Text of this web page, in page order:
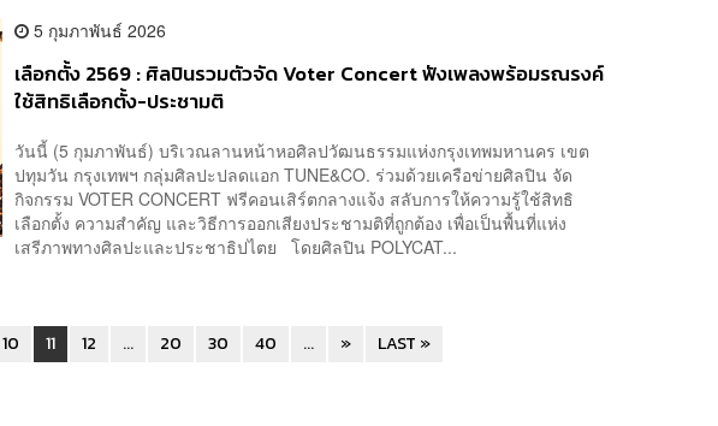
5 กุมภาพันธ์ 2026
เลือกตั้ง 2569 : ศิลปินรวมตัวจัด Voter Concert ฟังเพลงพร้อมรณรงค์
ใช้สิทธิเลือกตั้ง-ประชามติ
วันนี้ (5 กุมภาพันธ์) บริเวณลานหน้าหอศิลปวัฒนธรรมแห่งกรุงเทพมหานคร เขต
ปทุมวัน กรุงเทพฯ กลุ่มศิลปะปลดแอก TUNE&CO. ร่วมด้วยเครือข่ายศิลปิน จัด
กิจกรรม VOTER CONCERT ฟรีคอนเสิร์ตกลางแจ้ง สลับการให้ความรู้ใช้สิทธิ
เลือกตั้ง ความสําคัญ และวิธีการออกเสียงประชามติที่ถูกต้อง เพื่อเป็นพื้นที่แห่ง
เสรีภาพทางศิลปะและประชาธิปไตย โดยศิลปิน POLYCAT...
10 11 12 ... 20 30 40 ... » LAST »